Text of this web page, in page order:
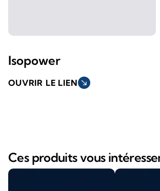
Isopower
OUVRIR LE LIEN south_east
Ces produits vous